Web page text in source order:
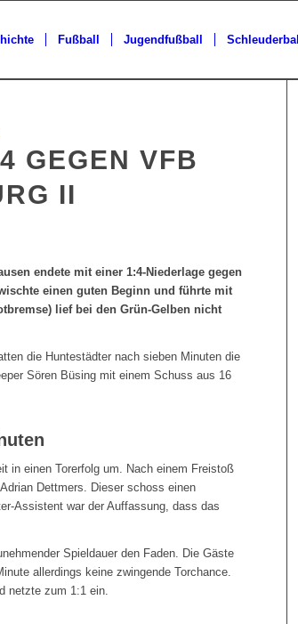
Fußball Jugendfußball Schleuderball
GEGEN VFB
II
endete mit einer 1:4-Niederlage gegen
einen guten Beginn und führte mit
lief bei den Grün-Gelben nicht
die Huntestädter nach sieben Minuten die
Sören Büsing mit einem Schuss aus 16
in einen Torerfolg um. Nach einem Freistoß
Dettmers. Dieser schoss einen
Assistent war der Auffassung, dass das
Spieldauer den Faden. Die Gäste
allerdings keine zwingende Torchance.
netzte zum 1:1 ein.